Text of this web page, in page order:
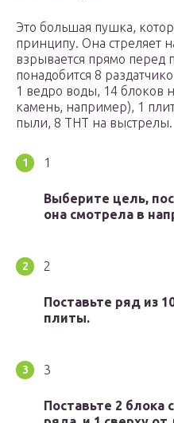
Это большая пушка,
принципу. Она стреляет
взрывается прямо
понадобится 8
1 ведро воды, 14 блоков
камень, например), 1
пыли, 8 ТНТ на выстрелы.
1
Выберите цель,
она смотрела в
2
Поставьте ряд из
плиты.
3
Поставьте 2 блока